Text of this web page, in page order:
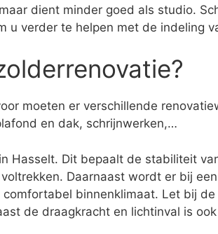
dient minder goed als studio.
u verder te helpen met de indeling
moeten er verschillende
en dak, schrijnwerken,…
Hasselt. Dit bepaalt de stabiliteit
Daarnaast wordt er bij
binnenklimaat. Let bij
de draagkracht en lichtinval is